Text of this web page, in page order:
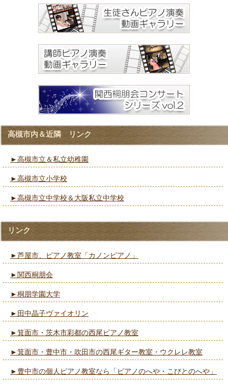
高槻市内＆近隣 リンク
►高槻市立＆私立幼稚園
►高槻市立小学校
►高槻市立中学校＆大阪私立中学校
リンク
►芦屋市、ピアノ教室「カノンピアノ」
►関西桐朋会
►桐朋学園大学
►田中晶子ヴァイオリン
►箕面市・茨木市彩都の西尾ピアノ教室
►箕面市・豊中市・吹田市の西尾ギター教室・ウクレレ教室
►豊中市の個人ピアノ教室なら「ピアノのへや・こびとのへや」